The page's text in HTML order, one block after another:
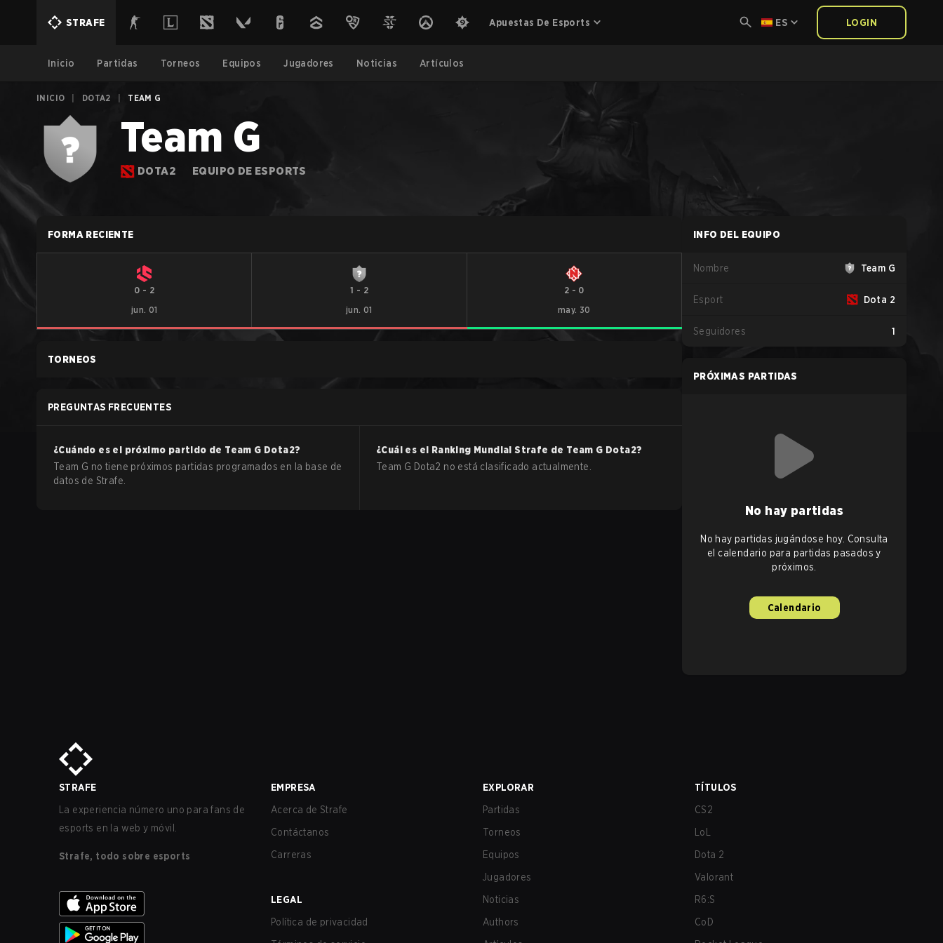
STRAFE Apuestas De Esports ES LOGIN
Inicio Partidas Torneos Equipos Jugadores Noticias Artículos
INICIO DOTA2 TEAM G
Team G
DOTA2 EQUIPO DE ESPORTS
FORMA RECIENTE
0 - 2
jun. 01
1 - 2
jun. 01
2 - 0
may. 30
TORNEOS
PREGUNTAS FRECUENTES
¿Cuándo es el próximo partido de Team G Dota2?
Team G no tiene próximos partidas programados en la base de
datos de Strafe.
¿Cuál es el Ranking Mundial Strafe de Team G Dota2?
Team G Dota2 no está clasificado actualmente.
INFO DEL EQUIPO
Nombre Team G
Esport Dota 2
Seguidores 1
PRÓXIMAS PARTIDAS
No hay partidas
No hay partidas jugándose hoy. Consulta
el calendario para partidas pasados y
próximos.
Calendario
STRAFE
La experiencia número uno para fans de
esports en la web y móvil.
Strafe, todo sobre esports
EMPRESA
Acerca de Strafe
Contáctanos
Carreras
LEGAL
Política de privacidad
EXPLORAR
Partidas
Torneos
Equipos
Jugadores
Noticias
Authors
TÍTULOS
CS2
LoL
Dota 2
Valorant
R6:S
CoD